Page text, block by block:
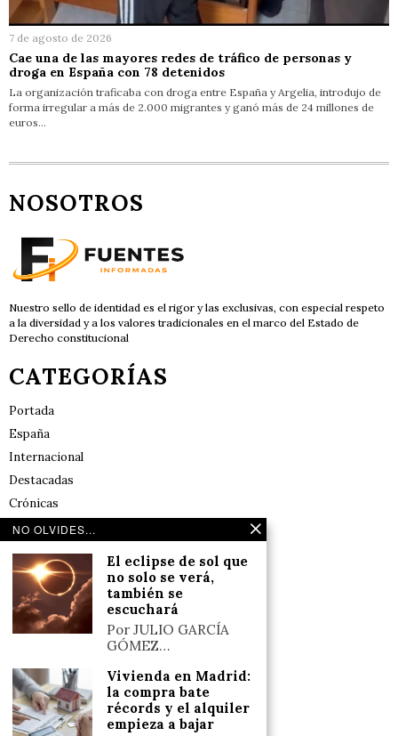
7 de agosto de 2026
Cae una de las mayores redes de tráfico de personas y
droga en España con 78 detenidos
La organización traficaba con droga entre España y Argelia, introdujo de
forma irregular a más de 2.000 migrantes y ganó más de 24 millones de
euros…
NOSOTROS
Nuestro sello de identidad es el rigor y las exclusivas, con especial respeto
a la diversidad y a los valores tradicionales en el marco del Estado de
Derecho constitucional
CATEGORÍAS
Portada
España
Internacional
Destacadas
Crónicas
Noticias de deportes en España
Reflexiones
LINKS
Política de cookies (UE)
Términos y condiciones
NO OLVIDES...
El eclipse de sol que
no solo se verá,
también se
escuchará
Por JULIO GARCÍA
GÓMEZ…
Vivienda en Madrid:
la compra bate
récords y el alquiler
empieza a bajar